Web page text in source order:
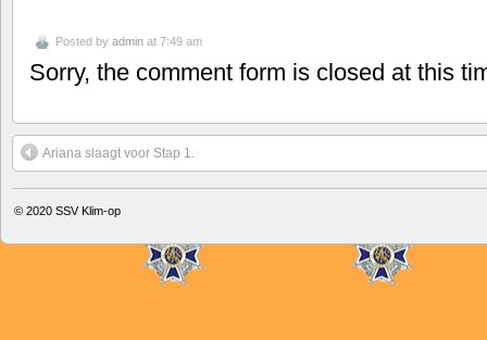
Posted by admin at 7:49 am
Sorry, the comment form is closed at this
Ariana slaagt voor Stap 1.
© 2020 SSV Klim-op